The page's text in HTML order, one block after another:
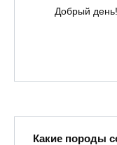
Добрый
Какие породы